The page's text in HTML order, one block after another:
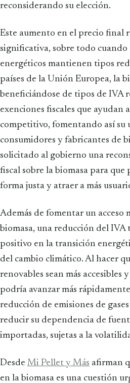
reconsiderando su elección.
Este aumento en el precio final
significativa, sobre todo cuando
energéticos mantienen tipos
países de la Unión Europea, la
beneficiándose de tipos de IVA
exenciones fiscales que ayudan
competitivo, fomentando así su
consumidores y fabricantes de
solicitado al gobierno una
fiscal sobre la biomasa para
forma justa y atraer a más
Además de fomentar un acceso
biomasa, una reducción del
positivo en la transición
del cambio climático. Al hacer
renovables sean más accesibles
podría avanzar más
reducción de emisiones de
reducir su dependencia de
importadas, sujetas a la
Desde Mi Pellet y Más afirman
en la biomasa es una cuestión